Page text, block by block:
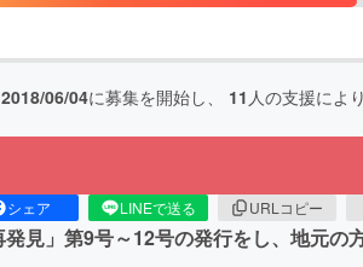
2018/06/04に募集を開始し、 11 人の支援により
シェア LINEで送る URLコピー
見」第9号～12号の発行をし、地元